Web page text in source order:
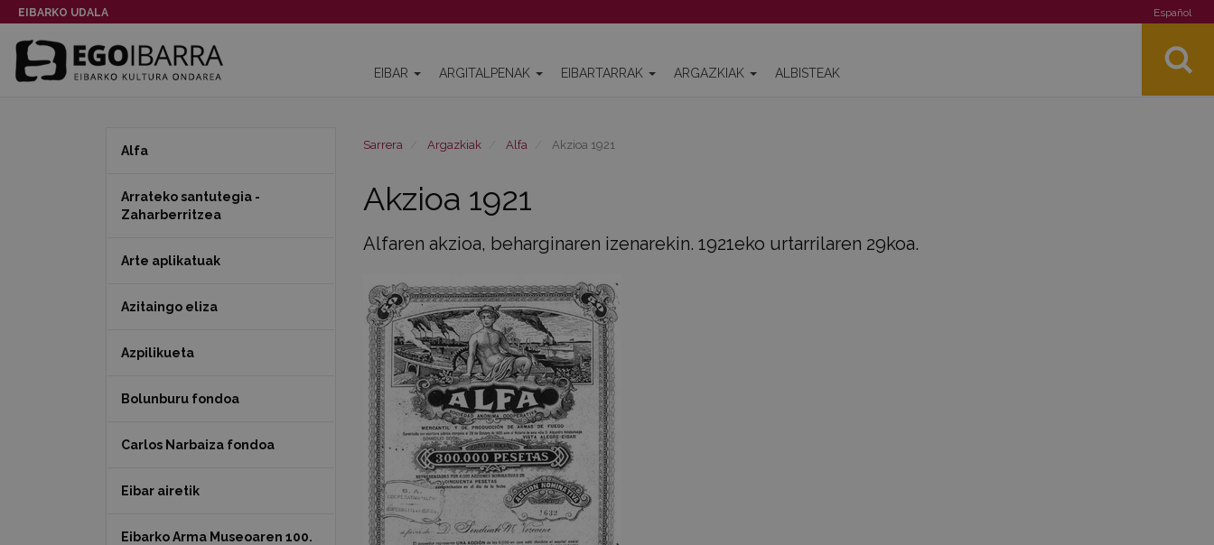
EIBARKO UDALA Español
EIBAR ARGITALPENAK EIBARTARRAK ARGAZKIAK ALBISTEAK
Sarrera Argazkiak Alfa Akzioa 1921
Akzioa 1921
Alfaren akzioa, beharginaren izenarekin. 1921eko urtarrilaren 29koa.
Alfa
Arrateko santutegia -
Zaharberritzea
Arte aplikatuak
Azitaingo eliza
Azpilikueta
Bolunburu fondoa
Carlos Narbaiza fondoa
Eibar airetik
Eibarko Arma Museoaren 100.